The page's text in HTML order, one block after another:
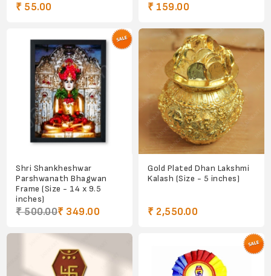
₹ 55.00 ₹ 159.00
Shri Shankheshwar
Parshwanath Bhagwan
Frame (Size - 14 x 9.5
inches)
₹ 500.00₹ 349.00
Gold Plated Dhan Lakshmi
Kalash (Size - 5 inches)
₹ 2,550.00